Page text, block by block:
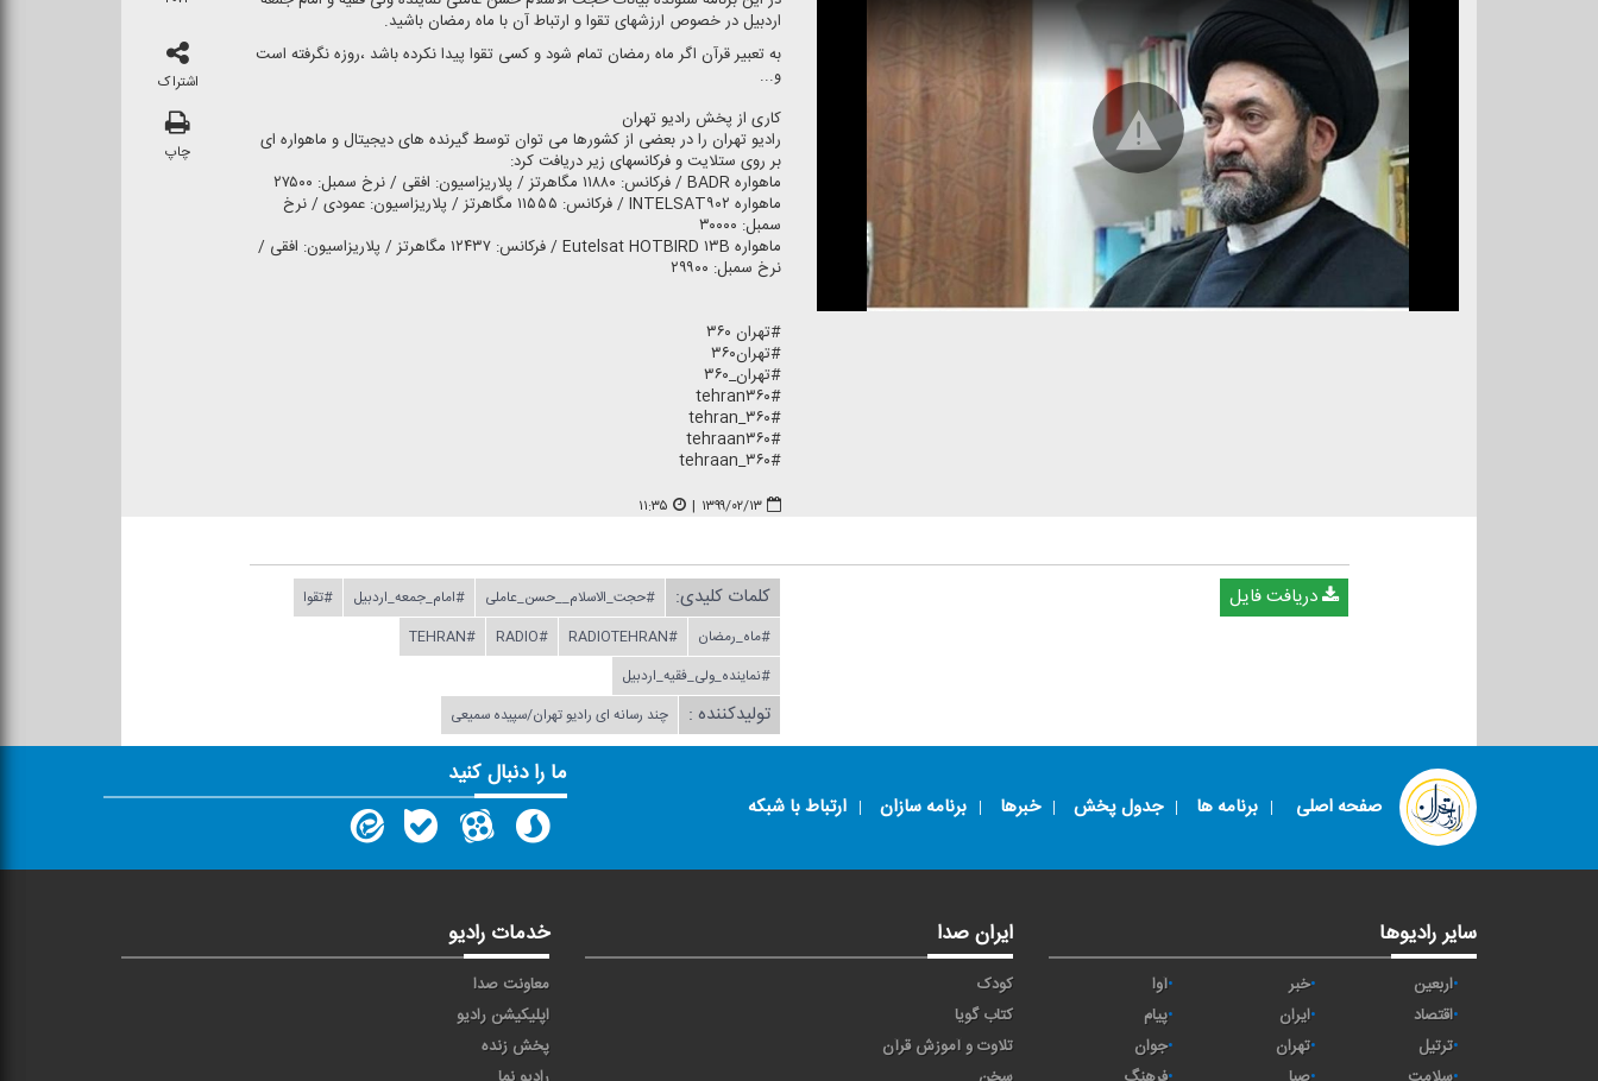
اردبیل در خصوص ارزشهای تقوا و ارتباط آن با ماه رمضان باشید.
به تعبیر قرآن اگر ماه رمضان تمام شود و كسی تقوا پیدا نكرده باشد ،روزه نگرفته است
و...
كاری از پخش رادیو تهران
رادیو تهران را در بعضی از كشورها می توان توسط گیرنده های دیجیتال و ماهواره ای
بر روی ستلایت و فركانسهای زیر دریافت كرد:
ماهواره BADR / فركانس: ۱۱۸۸۰ مگاهرتز / پلاریزاسیون: افقی / نرخ سمبل: ۲۷۵۰۰
ماهواره INTELSAT۹۰۲ / فركانس: ۱۱۵۵۵ مگاهرتز / پلاریزاسیون: عمودی / نرخ
سمبل: ۳۰۰۰۰
ماهواره Eutelsat HOTBIRD ۱۳B / فركانس: ۱۲۴۳۷ مگاهرتز / پلاریزاسیون: افقی /
نرخ سمبل: ۲۹۹۰۰
#تهران ۳۶۰
#تهران۳۶۰
#تهران_۳۶۰
#tehran۳۶۰
#tehran_۳۶۰
#tehraan۳۶۰
#tehraan_۳۶۰
۱۳۹۹/۰۲/۱۳ | ۱۱:۳۵
اشتراک
چاپ
دریافت فایل کلمات کلیدی: #حجت_الاسلام__حسن_عاملی #امام_جمعه_اردبیل
#تقوا
#ماه_رمضان
#RADIOTEHRAN
#RADIO
#TEHRAN
#نماینده_ولی_فقیه_اردبیل
تولیدکننده : چند رسانه ای رادیو تهران/سپیده سمیعی
صفحه اصلی برنامه ها جدول پخش خبرها برنامه سازان ارتباط با شبکه
ما را دنبال کنید
سایر رادیوها
اربعین خبر
آوا
اقتصاد
ايران
پیام
ترتیل
تهران
جوان
ایران صدا
کودک
کتاب گویا
تلاوت و آموزش قرآن
خدمات رادیو
معاونت صدا
اپلیکیشن رادیو
پخش زنده